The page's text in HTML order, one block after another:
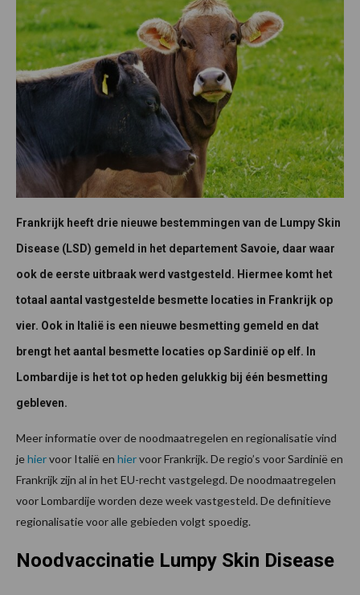
Frankrijk heeft drie nieuwe bestemmingen van de Lumpy Skin
Disease (LSD) gemeld in het departement Savoie, daar waar
ook de eerste uitbraak werd vastgesteld. Hiermee komt het
totaal aantal vastgestelde besmette locaties in Frankrijk op
vier. Ook in Italië is een nieuwe besmetting gemeld en dat
brengt het aantal besmette locaties op Sardinië op elf. In
Lombardije is het tot op heden gelukkig bij één besmetting
gebleven.
Meer informatie over de noodmaatregelen en regionalisatie vind
jehiervoor Italië en hiervoor Frankrijk. De regio’s voor Sardinië en
Frankrijk zijn al in het EU-recht vastgelegd. De noodmaatregelen
voor Lombardije worden deze week vastgesteld. De definitieve
regionalisatie voor alle gebieden volgt spoedig.
Noodvaccinatie Lumpy Skin Disease